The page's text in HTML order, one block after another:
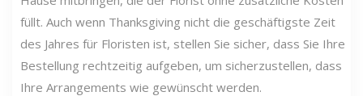
füllt. Auch wenn Thanksgiving nicht die geschäftigste Zeit
des Jahres für Floristen ist, stellen Sie sicher, dass Sie Ihre
Bestellung rechtzeitig aufgeben, um sicherzustellen, dass
Ihre Arrangements wie gewünscht werden.